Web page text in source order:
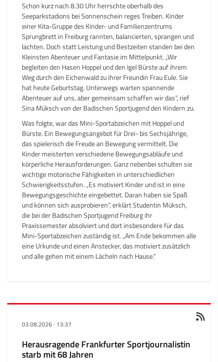
Schon kurz nach 8.30 Uhr herrschte oberhalb des
Seeparkstadions bei Sonnenschein reges Treiben. Kinder
einer Kita-Gruppe des Kinder- und Familienzentrums
Sprungbrett in Freiburg rannten, balancierten, sprangen und
lachten. Doch statt Leistung und Bestzeiten standen bei den
Kleinsten Abenteuer und Fantasie im Mittelpunkt. „Wir
begleiten den Hasen Hoppel und den Igel Bürste auf ihrem
Weg durch den Eichenwald zu ihrer Freundin Frau Eule. Sie
hat heute Geburtstag. Unterwegs warten spannende
Abenteuer auf uns, aber gemeinsam schaffen wir das“, rief
Sina Müksch von der Badischen Sportjugend den Kindern zu.
Was folgte, war das Mini-Sportabzeichen mit Hoppel und
Bürste. Ein Bewegungsangebot für Drei- bis Sechsjährige,
das spielerisch die Freude an Bewegung vermittelt. Die
Kinder meisterten verschiedene Bewegungsabläufe und
körperliche Herausforderungen. Ganz nebenbei schulten sie
wichtige motorische Fähigkeiten in unterschiedlichen
Schwierigkeitsstufen. „Es motiviert Kinder und ist in eine
Bewegungsgeschichte eingebettet. Daran haben sie Spaß
und können sich ausprobieren“, erklärt Studentin Müksch,
die bei der Badischen Sportjugend Freiburg ihr
Praxissemester absolviert und dort insbesondere für das
Mini-Sportabzeichen zuständig ist. „Am Ende bekommen alle
eine Urkunde und einen Anstecker, das motiviert zusätzlich
und alle gehen mit einem Lächeln nach Hause.“
03.08.2026· 13:37
Herausragende Frankfurter Sportjournalistin
starb mit 68 Jahren